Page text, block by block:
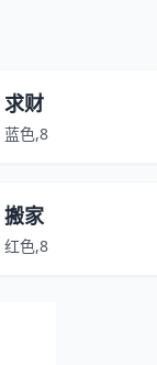
求财
蓝色,8
搬家
红色,8